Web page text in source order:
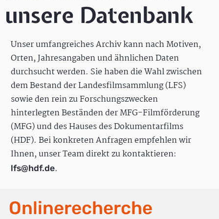
unsere Datenbank
Unser umfangreiches Archiv kann nach Motiven,
Orten, Jahresangaben und ähnlichen Daten
durchsucht werden. Sie haben die Wahl zwischen
dem Bestand der Landesfilmsammlung (LFS)
sowie den rein zu Forschungszwecken
hinterlegten Beständen der MFG-Filmförderung
(MFG) und des Hauses des Dokumentarfilms
(HDF). Bei konkreten Anfragen empfehlen wir
Ihnen, unser Team direkt zu kontaktieren:
lfs@hdf.de.
Onlinerecherche